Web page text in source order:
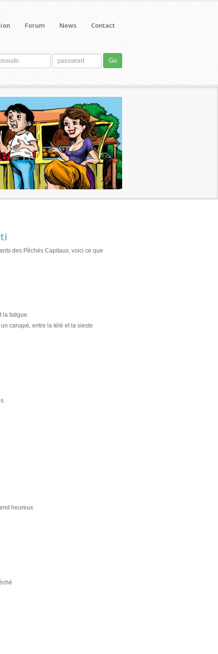
Forum News Contact
Go
des Pêchés Capitaux, voici ce que
la fatigue.
canapé, entre la télé et la sieste
heureux